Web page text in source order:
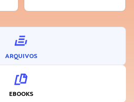
ARQUIVOS
EBOOKS